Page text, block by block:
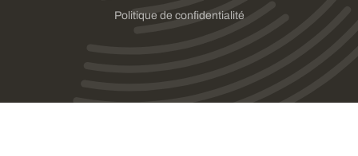
Politique de confidentialité